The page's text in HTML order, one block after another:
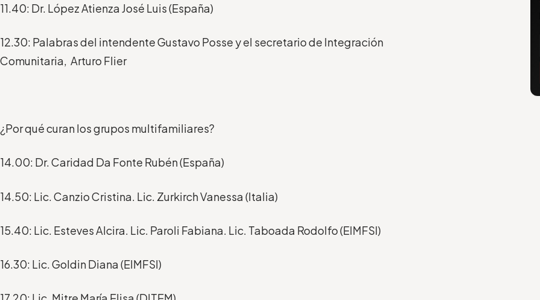
11.40: Dr. López Atienza José Luis (España)
12.30: Palabras del intendente Gustavo Posse y el secretario de Integración
Comunitaria, Arturo Flier
¿Por qué curan los grupos multifamiliares?
14.00: Dr. Caridad Da Fonte Rubén (España)
14.50: Lic. Canzio Cristina. Lic. Zurkirch Vanessa (Italia)
15.40: Lic. Esteves Alcira. Lic. Paroli Fabiana. Lic. Taboada Rodolfo (EIMFSI)
16.30: Lic. Goldin Diana (EIMFSI)